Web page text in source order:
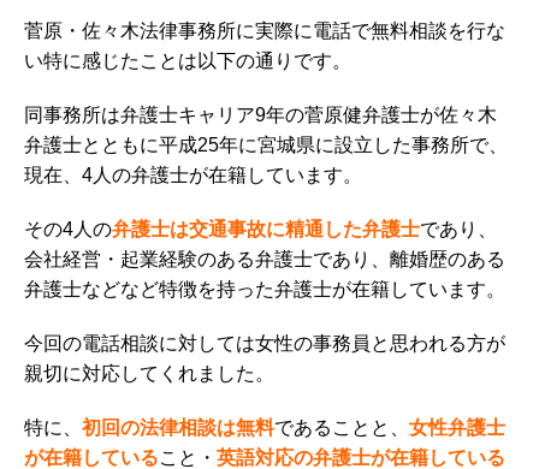
菅原・佐々木法律事務所に実際に電話で無料相談を行な
い特に感じたことは以下の通りです。
同事務所は弁護士キャリア9年の菅原健弁護士が佐々木
弁護士とともに平成25年に宮城県に設立した事務所で、
現在、4人の弁護士が在籍しています。
その4人の弁護士は交通事故に精通した弁護士であり、
会社経営・起業経験のある弁護士であり、離婚歴のある
弁護士などなど特徴を持った弁護士が在籍しています。
今回の電話相談に対しては女性の事務員と思われる方が
親切に対応してくれました。
特に、 初回の法律相談は無料であることと、 女性弁護士
が在籍していること・ 英語対応の弁護士が在籍している